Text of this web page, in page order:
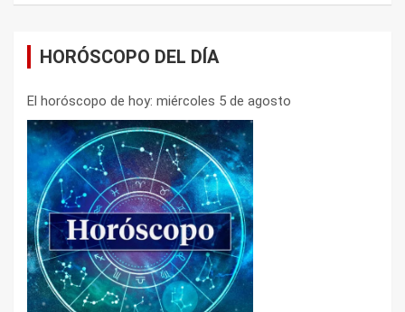
HORÓSCOPO DEL DÍA
El horóscopo de hoy: miércoles 5 de agosto